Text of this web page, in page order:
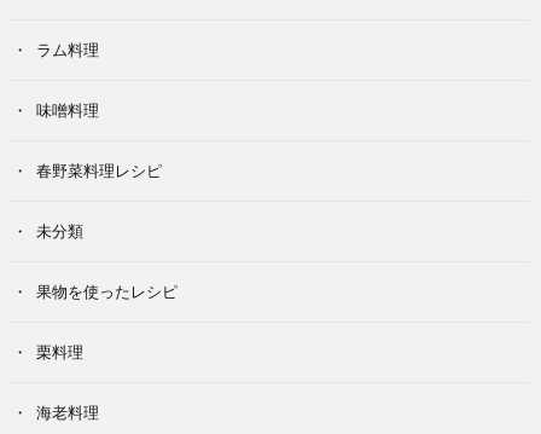
ラム料理
味噌料理
春野菜料理レシピ
未分類
果物を使ったレシピ
栗料理
海老料理